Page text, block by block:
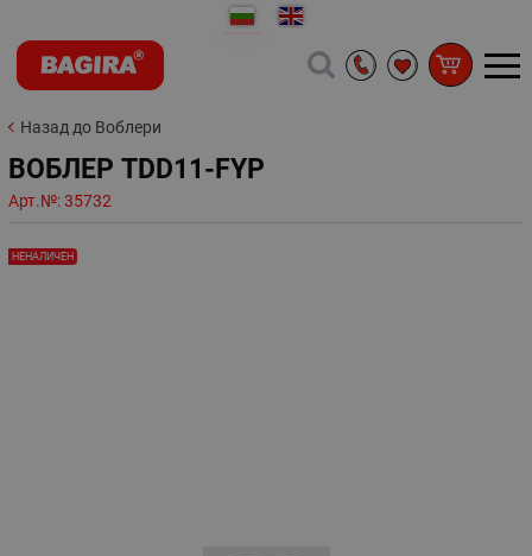
Назад до Воблери
ВОБЛЕР TDD11-FYP
Арт.№:35732
НЕНАЛИЧЕН